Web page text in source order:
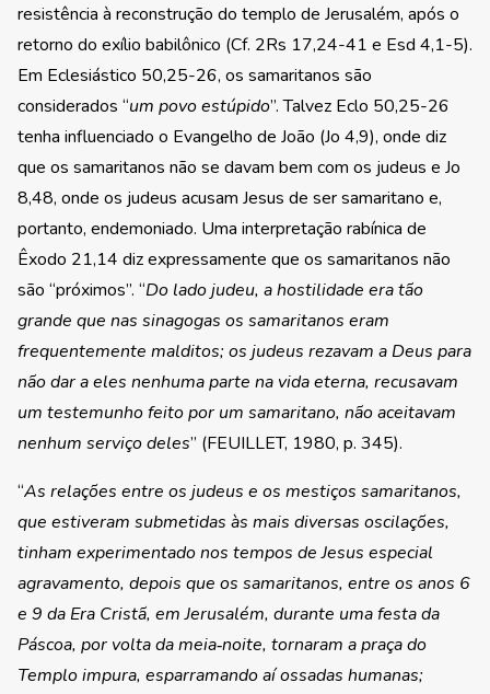
resistência à reconstrução do templo de Jerusalém, após o
retorno do exílio babilônico (Cf. 2Rs 17,24-41 e Esd 4,1-5).
Em Eclesiástico 50,25-26, os samaritanos são
considerados “um povo estúpido”. Talvez Eclo 50,25-26
tenha influenciado o Evangelho de João (Jo 4,9), onde diz
que os samaritanos não se davam bem com os judeus e Jo
8,48, onde os judeus acusam Jesus de ser samaritano e,
portanto, endemoniado. Uma interpretação rabínica de
Êxodo 21,14 diz expressamente que os samaritanos não
são “próximos”. “Do lado judeu, a hostilidade era tão
grande que nas sinagogas os samaritanos eram
frequentemente malditos; os judeus rezavam a Deus para
não dar a eles nenhuma parte na vida eterna, recusavam
um testemunho feito por um samaritano, não aceitavam
nenhum serviço deles” (FEUILLET, 1980, p. 345).
“As relações entre os judeus e os mestiços samaritanos,
que estiveram submetidas às mais diversas oscilações,
tinham experimentado nos tempos de Jesus especial
agravamento, depois que os samaritanos, entre os anos 6
e 9 da Era Cristã, em Jerusalém, durante uma festa da
Páscoa, por volta da meia‑noite, tornaram a praça do
Templo impura, esparramando aí ossadas humanas;